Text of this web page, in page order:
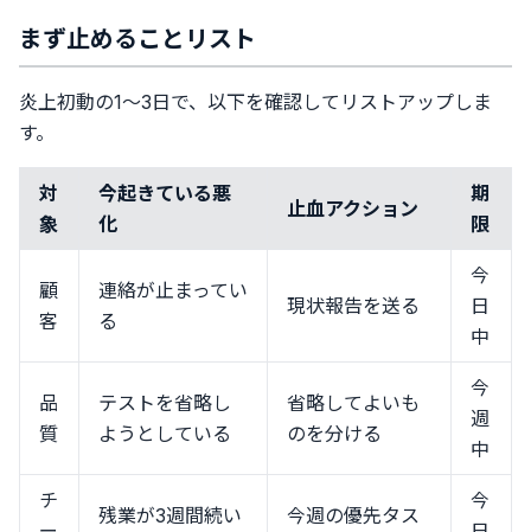
まず止めることリスト
炎上初動の1〜3日で、以下を確認してリストアップしま
す。
対
象
今起きている悪
化
止血アクション
期
限
顧
客
連絡が止まってい
る
現状報告を送る
今
日
中
品
質
テストを省略し
ようとしている
省略してよいも
のを分ける
今
週
中
チ
残業が3週間続い
今週の優先タス
今